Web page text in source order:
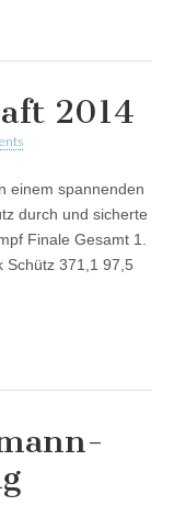
2014
einem spannenden
durch und sicherte
Finale Gesamt 1.
Schütz 371,1 97,5